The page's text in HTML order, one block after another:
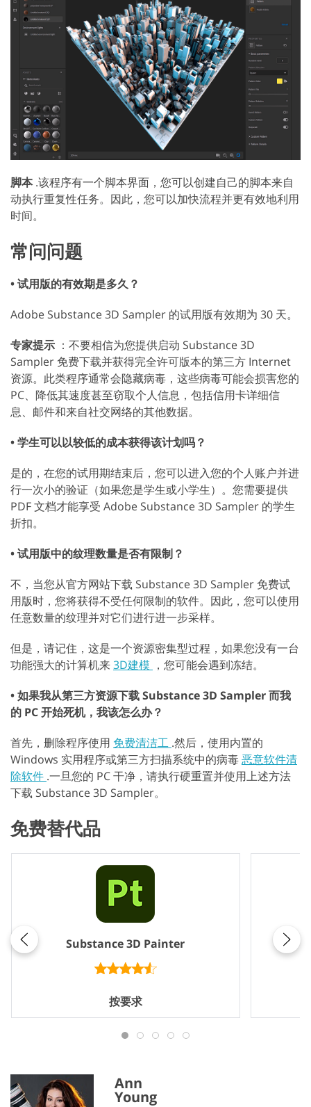
脚本.该程序有一个脚本界面，您可以创建自己的脚本来自
动执行重复性任务。因此，您可以加快流程并更有效地利用
时间。
常问问题
• 试用版的有效期是多久？
Adobe Substance 3D Sampler 的试用版有效期为 30 天。
专家提示 ：不要相信为您提供启动 Substance 3D
Sampler 免费下载并获得完全许可版本的第三方 Internet
资源。此类程序通常会隐藏病毒，这些病毒可能会损害您的
PC、降低其速度甚至窃取个人信息，包括信用卡详细信
息、邮件和来自社交网络的其他数据。
• 学生可以以较低的成本获得该计划吗？
是的，在您的试用期结束后，您可以进入您的个人账户并进
行一次小的验证（如果您是学生或小学生）。您需要提供
PDF 文档才能享受 Adobe Substance 3D Sampler 的学生
折扣。
• 试用版中的纹理数量是否有限制？
不，当您从官方网站下载 Substance 3D Sampler 免费试
用版时，您将获得不受任何限制的软件。因此，您可以使用
任意数量的纹理并对它们进行进一步采样。
但是，请记住，这是一个资源密集型过程，如果您没有一台
功能强大的计算机来3D建模 ，您可能会遇到冻结。
• 如果我从第三方资源下载 Substance 3D Sampler 而我
的 PC 开始死机，我该怎么办？
首先，删除程序使用 免费清洁工 .然后，使用内置的
Windows 实用程序或第三方扫描系统中的病毒恶意软件清
除软件 .一旦您的 PC 干净，请执行硬重置并使用上述方法
下载 Substance 3D Sampler。
免费替代品
Substance 3D Painter
按要求
Ann
Young